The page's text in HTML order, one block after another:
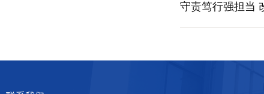
守责笃行强担当